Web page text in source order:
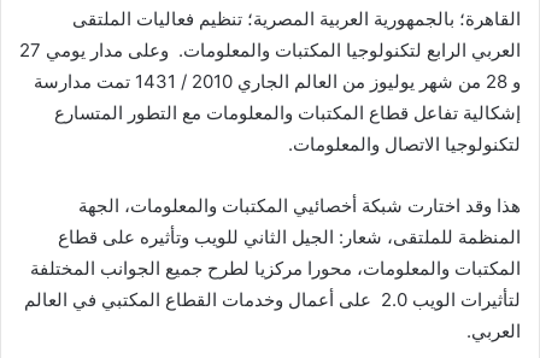
القاهرة؛ بالجمهورية العربية المصرية؛ تنظيم فعاليات الملتقى
العربي الرابع لتكنولوجيا المكتبات والمعلومات. وعلى مدار يومي 27
و 28 من شهر يوليوز من العالم الجاري 2010 / 1431 تمت مدارسة
إشكالية تفاعل قطاع المكتبات والمعلومات مع التطور المتسارع
لتكنولوجيا الاتصال والمعلومات.
هذا وقد اختارت شبكة أخصائيي المكتبات والمعلومات، الجهة
المنظمة للملتقى، شعار: الجيل الثاني للويب وتأثيره على قطاع
المكتبات والمعلومات، محورا مركزيا لطرح جميع الجوانب المختلفة
لتأثيرات الويب 2.0 على أعمال وخدمات القطاع المكتبي في العالم
العربي.